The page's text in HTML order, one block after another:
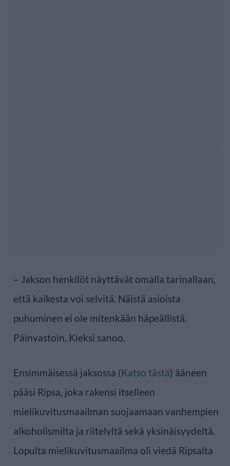
– Jakson henkilöt näyttävät omalla tarinallaan,
että kaikesta voi selvitä. Näistä asioista
puhuminen ei ole mitenkään häpeällistä.
Päinvastoin, Kieksi sanoo.
Ensimmäisessä jaksossa (Katso tästä) ääneen
pääsi Ripsa, joka rakensi itselleen
mielikuvitusmaailman suojaamaan vanhempien
alkoholismilta ja riitelyltä sekä yksinäisyydeltä.
Lopulta mielikuvitusmaailma oli viedä Ripsalta